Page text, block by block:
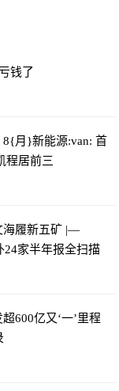
钱了
8{月}新能源:van: 首
程居前三
海履新五矿 |—
家半年报全扫描
超600亿又‘一’里程